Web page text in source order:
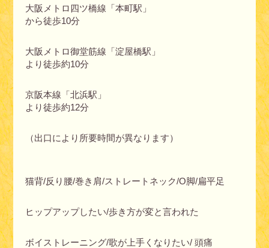
大阪メトロ四ツ橋線「本町駅」
から徒歩10分
大阪メトロ御堂筋線「淀屋橋駅」
より徒歩約10分
京阪本線「北浜駅」
より徒歩約12分
（出口により所要時間が異なります）
猫背/反り腰/巻き肩/ストレートネック/O脚/扁平足
ヒップアップしたい/歩き方が変と言われた
ボイストレーニング/歌が上手くなりたい/ 頭痛